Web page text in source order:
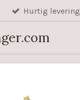
Hurtig levering